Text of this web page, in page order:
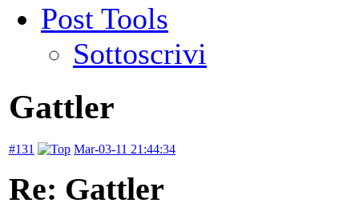
Post Tools
Sottoscrivi
Gattler
#131 Mar-03-11 21:44:34
Re: Gattler